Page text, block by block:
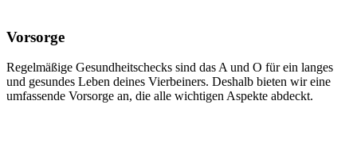
Vorsorge
Regelmäßige Gesundheitschecks sind das A und O für ein langes
und gesundes Leben deines Vierbeiners. Deshalb bieten wir eine
umfassende Vorsorge an, die alle wichtigen Aspekte abdeckt.